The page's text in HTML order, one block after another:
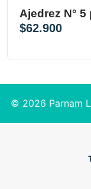
Ajedrez N°
$62.900
© 2026 Parnam